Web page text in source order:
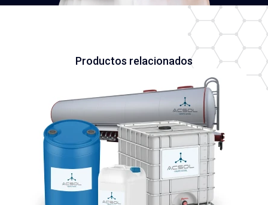
Productos relacionados